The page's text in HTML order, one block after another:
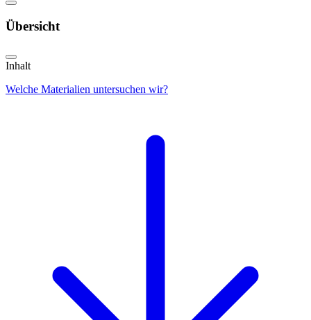
Übersicht
Inhalt
Welche Materialien untersuchen wir?